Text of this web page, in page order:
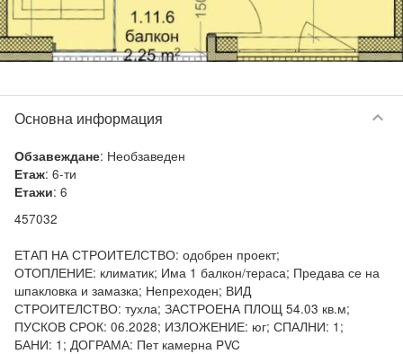
Основна информация keyboard_arrow_down
Обзавеждане: Необзаведен
Етаж: 6-ти
Етажи: 6
457032
ЕТАП НА СТРОИТЕЛСТВО: одобрен проект;
ОТОПЛЕНИЕ: климатик; Има 1 балкон/тераса; Предава се на
шпакловка и замазка; Непреходен; ВИД
СТРОИТЕЛСТВО: тухла; ЗАСТРОЕНА ПЛОЩ 54.03 кв.м;
ПУСКОВ СРОК: 06.2028; ИЗЛОЖЕНИЕ: юг; СПАЛНИ: 1;
БАНИ: 1; ДОГРАМА: Пет камерна PVC